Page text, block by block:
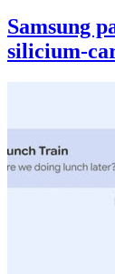
Samsung
silicium-